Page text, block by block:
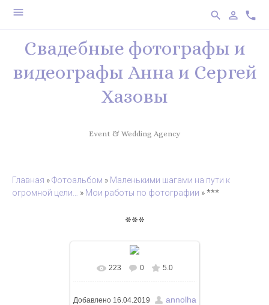
menu search person_outline phone
Свадебные фотографы и
видеографы Анна и Сергей
Хазовы
Event & Wedding Agency
Главная »Фотоальбом » Маленькими шагами на пути к
огромной цели…
» Мои работы по фотографии » ***
***
223 0 5.0
Добавлено16.04.2019 annolha